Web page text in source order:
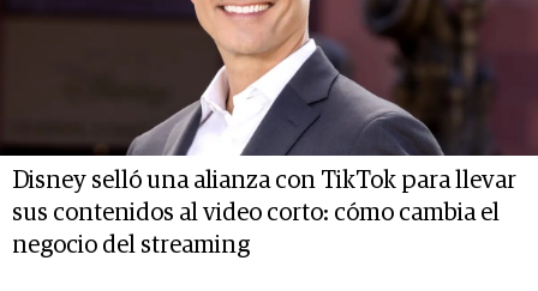
Disney selló una alianza con TikTok para llevar
sus contenidos al video corto: cómo cambia el
negocio del streaming